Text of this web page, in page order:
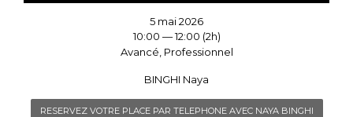
5 mai 2026
10:00 — 12:00 (2h)
Avancé, Professionnel
BINGHI Naya
RESERVEZ VOTRE PLACE PAR TELEPHONE AVEC NAYA BINGHI